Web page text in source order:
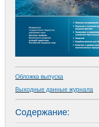
Обложка выпуска
Выходные данные журнала
Содержание: